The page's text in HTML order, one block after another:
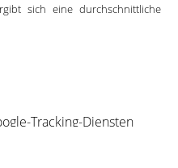
sich eine durchschnittliche
Tracking-Diensten